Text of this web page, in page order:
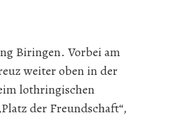
Biringen. Vorbei am
weiter oben in der
lothringischen
der Freundschaft“,